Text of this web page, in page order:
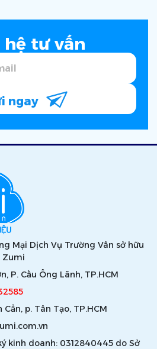
hệ tư vấn
ngay
Mại Dịch Vụ Trường Vân sở hữu
Zumi
P. Cầu Ông Lãnh, TP.HCM
p. Tân Tạo, TP.HCM
kinh doanh: 0312840445 do Sở